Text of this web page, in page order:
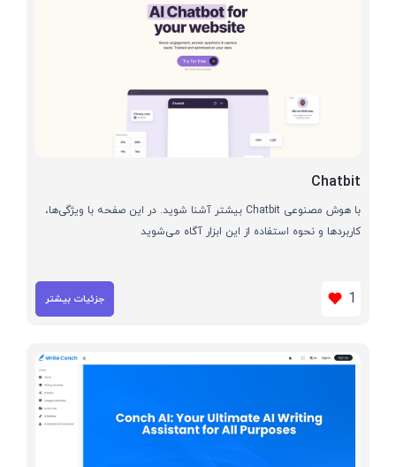
Chatbit
با هوش مصنوعی Chatbit بیشتر آشنا شوید. در این صفحه با ویژگی‌ها،
کاربردها و نحوه استفاده از این ابزار آگاه می‌شوید
1 جزئیات بیشتر